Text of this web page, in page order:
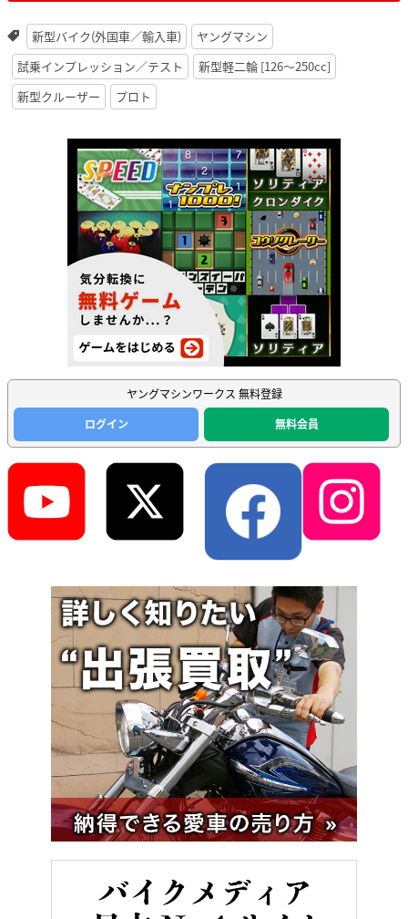
新型バイク(外国車／輸入車)
ヤングマシン
試乗インプレッション／テスト
新型軽二輪 [126〜250cc]
新型クルーザー
プロト
ヤングマシンワークス 無料登録
ログイン
無料会員